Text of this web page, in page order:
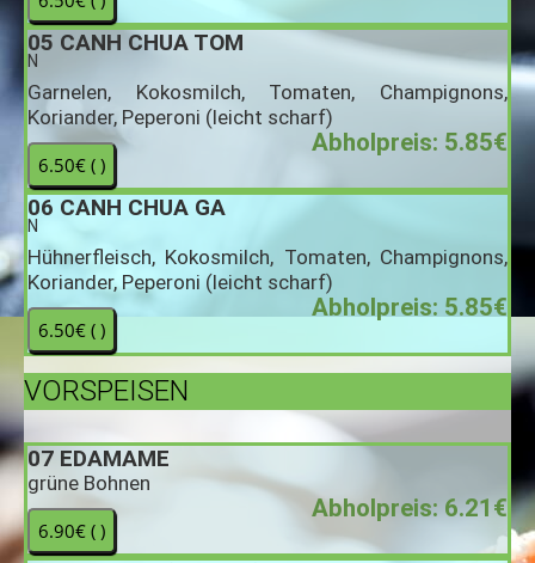
05 CANH CHUA TOM
N
Garnelen, Kokosmilch, Tomaten, Champignons,
Koriander, Peperoni (leicht scharf)
Abholpreis: 5.85€
06 CANH CHUA GA
N
Hühnerfleisch, Kokosmilch, Tomaten, Champignons,
Koriander, Peperoni (leicht scharf)
Abholpreis: 5.85€
VORSPEISEN
07 EDAMAME
grüne Bohnen
Abholpreis: 6.21€